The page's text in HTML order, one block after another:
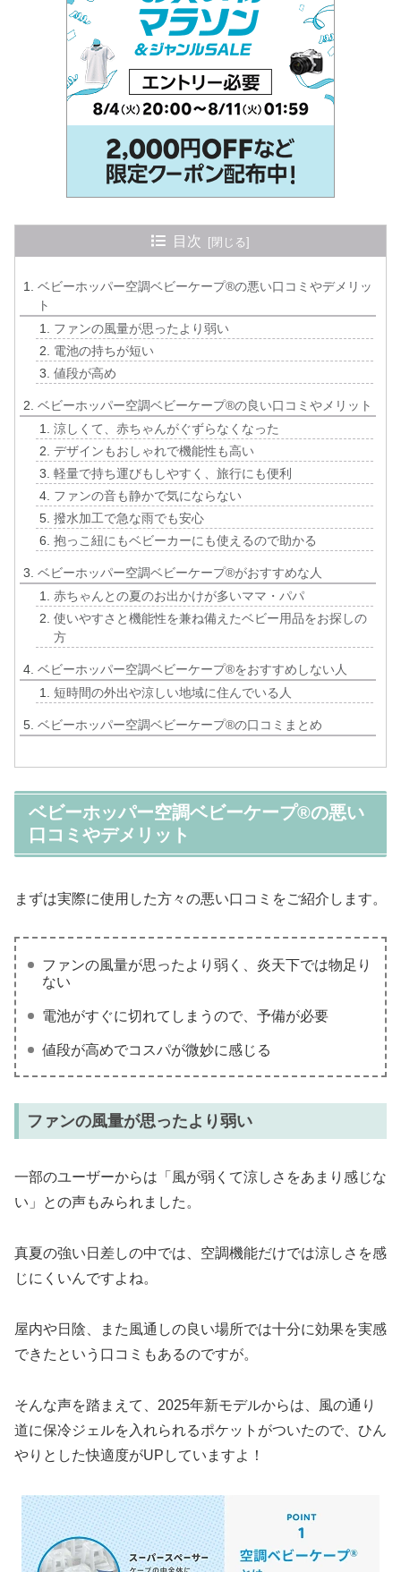
目次
ベビーホッパー空調ベビーケープ®の悪い口コミやデメリッ
ト
ファンの風量が思ったより弱い
電池の持ちが短い
値段が高め
ベビーホッパー空調ベビーケープ®の良い口コミやメリット
涼しくて、赤ちゃんがぐずらなくなった
デザインもおしゃれで機能性も高い
軽量で持ち運びもしやすく、旅行にも便利
ファンの音も静かで気にならない
撥水加工で急な雨でも安心
抱っこ紐にもベビーカーにも使えるので助かる
ベビーホッパー空調ベビーケープ®がおすすめな人
赤ちゃんとの夏のお出かけが多いママ・パパ
使いやすさと機能性を兼ね備えたベビー用品をお探しの
方
ベビーホッパー空調ベビーケープ®をおすすめしない人
短時間の外出や涼しい地域に住んでいる人
ベビーホッパー空調ベビーケープ®の口コミまとめ
ベビーホッパー空調ベビーケープ®の悪い
口コミやデメリット
まずは実際に使用した方々の悪い口コミをご紹介します。
ファンの風量が思ったより弱く、炎天下では物足り
ない
電池がすぐに切れてしまうので、予備が必要
値段が高めでコスパが微妙に感じる
ファンの風量が思ったより弱い
一部のユーザーからは「風が弱くて涼しさをあまり感じな
い」との声もみられました。
真夏の強い日差しの中では、空調機能だけでは涼しさを感
じにくいんですよね。
屋内や日陰、また風通しの良い場所では十分に効果を実感
できたという口コミもあるのですが。
そんな声を踏まえて、2025年新モデルからは、風の通り
道に保冷ジェルを入れられるポケットがついたので、ひん
やりとした快適度がUPしていますよ！